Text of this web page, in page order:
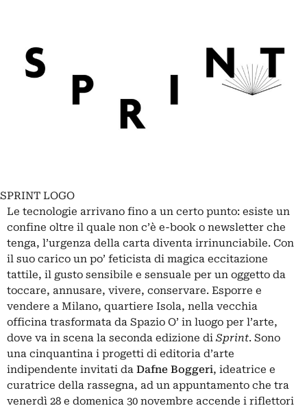
SPRINT LOGO
Le tecnologie arrivano fino a un certo punto: esiste un
confine oltre il quale non c’è e-book o newsletter che
tenga, l’urgenza della carta diventa irrinunciabile. Con
il suo carico un po’ feticista di magica eccitazione
tattile, il gusto sensibile e sensuale per un oggetto da
toccare, annusare, vivere, conservare. Esporre e
vendere a Milano, quartiere Isola, nella vecchia
officina trasformata da Spazio O’ in luogo per l’arte,
dove va in scena la seconda edizione di Sprint. Sono
una cinquantina i progetti di editoria d’arte
indipendente invitati da Dafne Boggeri, ideatrice e
curatrice della rassegna, ad un appuntamento che tra
venerdì 28 e domenica 30 novembre accende i riflettori